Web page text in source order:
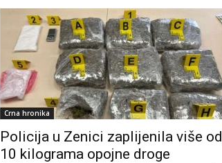
Crna hronika
Policija u Zenici zaplijenila više od
10 kilograma opojne droge